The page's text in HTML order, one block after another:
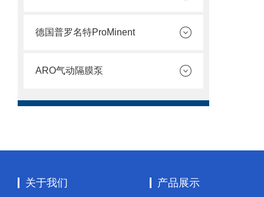
德国普罗名特ProMinent
ARO气动隔膜泵
关于我们 产品展示